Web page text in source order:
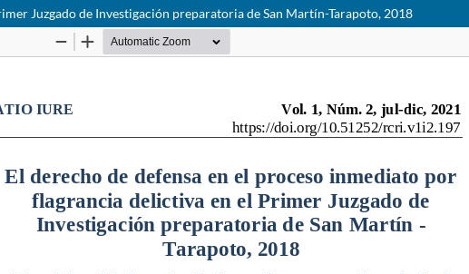
Juzgado de Investigación preparatoria de San Martín-Tarapoto, 2018